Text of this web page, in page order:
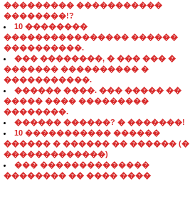
��������� �����������
��������!?
10 ��������
���������������� ������
����������.
��� ��������, � ��� ��� �
������� ���������� �
�����������.
������ ����. ��� ����� ��
����� ���� ���������
��������.
������ ������? � �������!
10 ����������� ������
������ � ������ �� ������ (�
�������������)
��� ��������������
�������� �� ���� ����